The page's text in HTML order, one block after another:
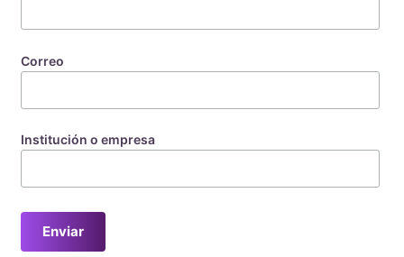
Correo
Institución o empresa